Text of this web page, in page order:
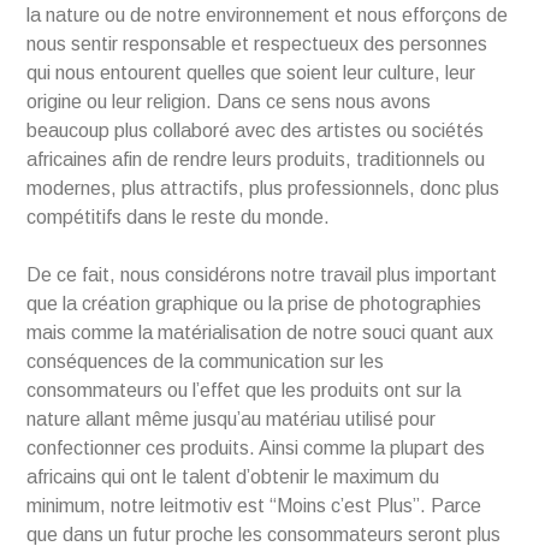
la nature ou de notre environnement et nous efforçons de
nous sentir responsable et respectueux des personnes
qui nous entourent quelles que soient leur culture, leur
origine ou leur religion. Dans ce sens nous avons
beaucoup plus collaboré avec des artistes ou sociétés
africaines afin de rendre leurs produits, traditionnels ou
modernes, plus attractifs, plus professionnels, donc plus
compétitifs dans le reste du monde.
De ce fait, nous considérons notre travail plus important
que la création graphique ou la prise de photographies
mais comme la matérialisation de notre souci quant aux
conséquences de la communication sur les
consommateurs ou l’effet que les produits ont sur la
nature allant même jusqu’au matériau utilisé pour
confectionner ces produits. Ainsi comme la plupart des
africains qui ont le talent d’obtenir le maximum du
minimum, notre leitmotiv est “Moins c’est Plus”. Parce
que dans un futur proche les consommateurs seront plus